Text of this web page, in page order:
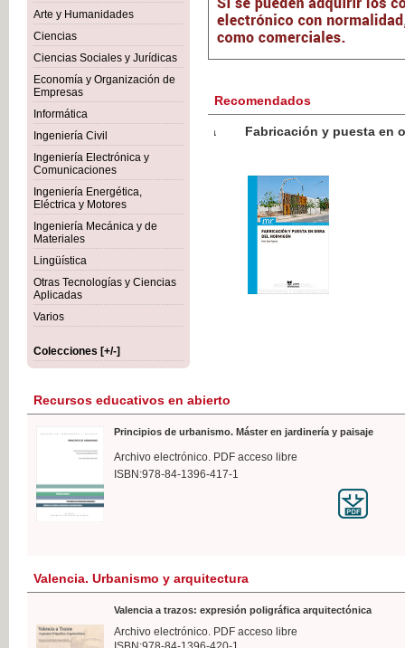
Arte y Humanidades
Ciencias
Ciencias Sociales y Jurídicas
Economía y Organización de
Empresas
Informática
Ingeniería Civil
Ingeniería Electrónica y
Comunicaciones
Ingeniería Energética,
Eléctrica y Motores
Ingeniería Mecánica y de
Materiales
Lingüística
Otras Tecnologías y Ciencias
Aplicadas
Varios
Colecciones [+/-]
Recomendados
Botánica Agroalimentaria
Recursos educativos en abierto
Principios de urbanismo. Máster en jardinería y paisaje
Archivo electrónico. PDF acceso libre
ISBN:978-84-1396-417-1
Valencia. Urbanismo y arquitectura
Valencia a trazos: expresión poligráfica arquitectónica
Archivo electrónico. PDF acceso libre